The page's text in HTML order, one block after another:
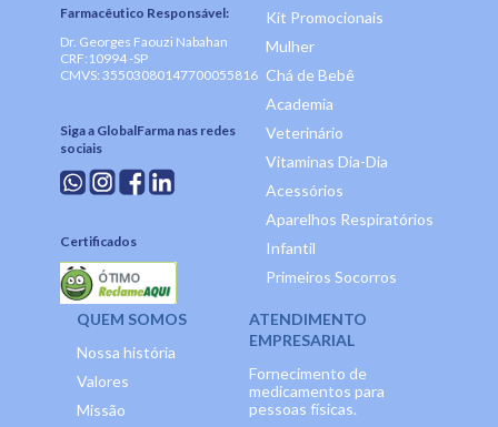
Farmacêutico Responsável:
Dr. Georges Faouzi Nabahan
CRF:10994 -SP
CMVS: 35503080147700055816
Siga a GlobalFarma nas redes
sociais
Certificados
Kit Promocionais
Mulher
Chá de Bebê
Academia
Veterinário
Vitaminas Dia-Dia
Acessórios
Aparelhos Respiratórios
Infantil
Primeiros Socorros
QUEM SOMOS
Nossa história
Valores
Missão
ATENDIMENTO
EMPRESARIAL
Fornecimento de
medicamentos para
pessoas físicas.